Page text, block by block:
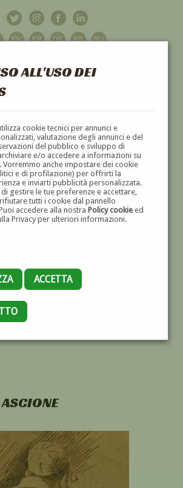
ALL'USO DEI
cookie tecnici per annunci e
valutazione degli annunci e del
del pubblico e sviluppo di
e/o accedere a informazioni su
Vorremmo anche impostare dei cookie
e di profilazione) per offrirti la
e inviarti pubblicità personalizzata.
gestire le tue preferenze e accettare,
tutti i cookie dal pannello
accedere alla nostra Policy cookieed
Privacy per ulteriori informazioni.
ACCETTA
GALLERIAD'ARTE
E SCULTURE '800 E '900